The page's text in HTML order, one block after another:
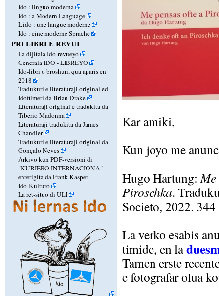
Ido : linguo moderna
Ido : a Modern Language
L’ido : une langue moderne
Ido : eine moderne Sprache
PRI LIBRI E REVUI
La dijitala Ido-revueyo
Generala IDO - LIBREYO
Ido-libri o broshuri, qua aparis en
2018
Tradukuri e literaturaji original ed
Idofilmeti da Brian Drake
Literaturaji original e tradukita da
Tiberio Madonna
Literaturaji tradukita da James
Chandler
Tradukuri e literaturaji original da
Gonçalo Neves
Arkivo kun PDF-versioni di
"KURIERO INTERNACIONA"
enretigita da Frank Kasper
Ido-Kulturo
La ret-situo di ULI
Kar amiki,
Kun joyo me
Hugo Hartung:Me
Piroschka.
Societo, 2022.
La verko esabis
timide, en la
Tamen erste
e fotografar olua